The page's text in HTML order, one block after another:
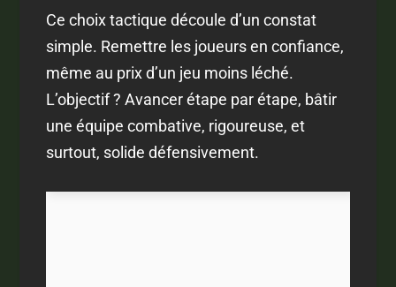
Ce choix tactique découle d’un constat
simple. Remettre les joueurs en confiance,
même au prix d’un jeu moins léché.
L’objectif ? Avancer étape par étape, bâtir
une équipe combative, rigoureuse, et
surtout, solide défensivement.